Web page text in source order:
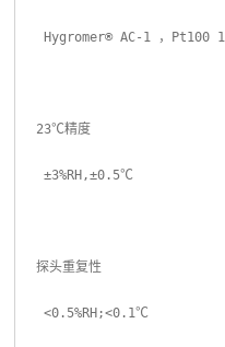
23℃精度
探头重复性